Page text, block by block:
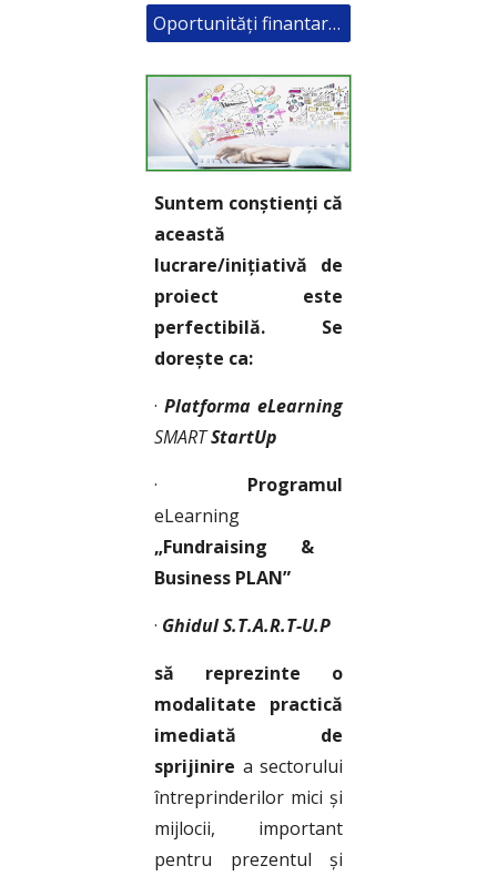
Oportunități finantare ONG
Suntem conștienți că
această
lucrare/inițiativă de
proiect este
perfectibilă. Se
dorește ca:
· PlatformaeLearning
SMARTStartUp
· Programul
eLearning
„Fundraising &
Business PLAN”
· Ghidul S.T.A.R.T-U.P
să reprezinte o
modalitate practică
imediată de
sprijinire a sectorului
întreprinderilor mici și
mijlocii, important
pentru prezentul și